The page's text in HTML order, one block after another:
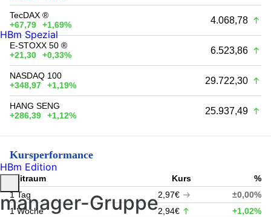
TecDAX ®
+67,79
+1,69% 4.068,78
E-STOXX 50 ®
+21,30
+0,33% 6.523,86
NASDAQ 100
+348,97
+1,19% 29.722,30
HANG SENG
+286,39
+1,12% 25.937,49
Kursperformance
Zeitraum Kurs
%
1 Tag
2,97€
±0,00%
1 Woche
2,94€
+1,02%
HBm Spezial
HBm Edition
manager-Gruppe